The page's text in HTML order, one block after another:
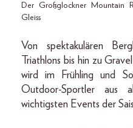
Der Großglockner Mountain
Gleiss
Von spektakulären
Triathlons bis hin zu
wird im Frühling und
Outdoor-Sportler
wichtigsten Events der